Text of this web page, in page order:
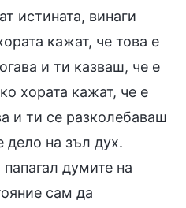
истината, винаги
кажат, че това е
и ти казваш, че е
хората кажат, че е
и ти се разколебаваш
на зъл дух.
думите на
сам да